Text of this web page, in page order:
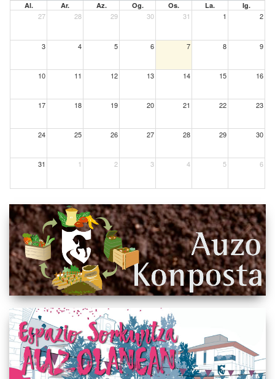
Al. Ar. Az. Og. Os. La. Ig.
27 28 29 30 31 1 2
3 4 5 6 7 8 9
10 11 12 13 14 15 16
17 18 19 20 21 22 23
24 25 26 27 28 29 30
31 1 2 3 4 5 6